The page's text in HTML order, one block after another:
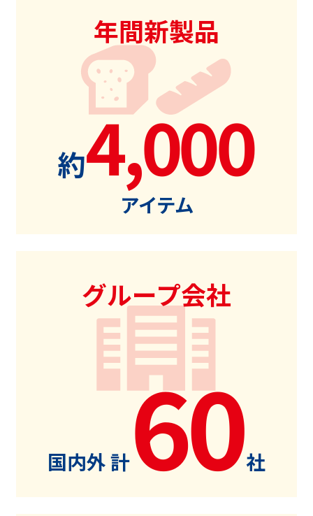
年間新製品
約4,000
アイテム
グループ会社
国内外 計60社